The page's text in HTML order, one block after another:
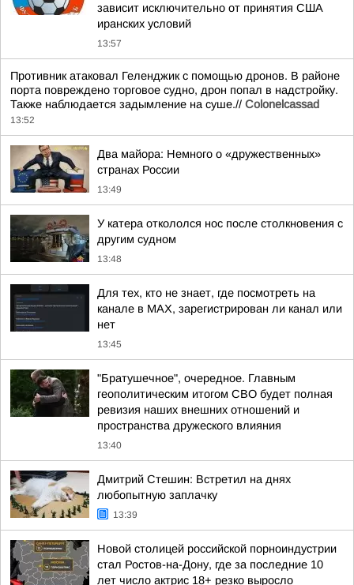
зависит исключительно от принятия США
иранских условий
13:57
Противник атаковал Геленджик с помощью дронов. В районе
порта повреждено торговое судно, дрон попал в надстройку.
Также наблюдается задымление на суше.// Colonelcassad
13:52
Два майора: Немного о «дружественных»
странах России
13:49
У катера откололся нос после столкновения с
другим судном
13:48
Для тех, кто не знает, где посмотреть на
канале в MAX, зарегистрирован ли канал или
нет
13:45
"Братушечное", очередное. Главным
геополитическим итогом СВО будет полная
ревизия наших внешних отношений и
пространства дружеского влияния
13:40
Дмитрий Стешин: Встретил на днях
любопытную заплачку
13:39
Новой столицей российской порноиндустрии
стал Ростов-на-Дону, где за последние 10
лет число актрис 18+ резко выросло